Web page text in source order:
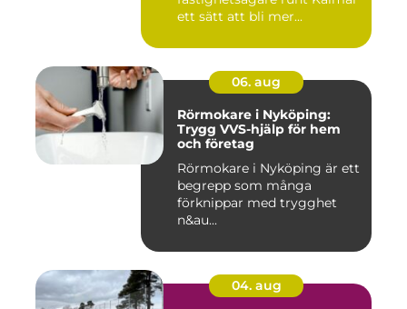
ett sätt att bli mer...
06. aug
Rörmokare i Nyköping:
Trygg VVS-hjälp för hem
och företag
Rörmokare i Nyköping är ett
begrepp som många
förknippar med trygghet
n&au...
04. aug